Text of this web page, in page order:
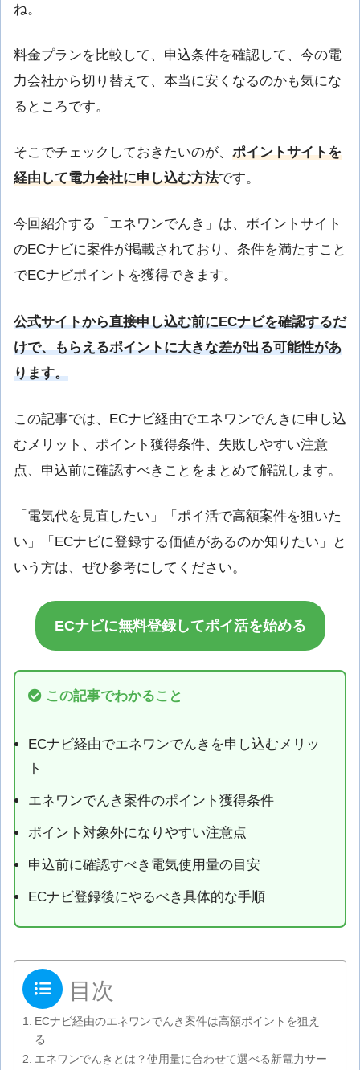
ね。
料金プランを比較して、申込条件を確認して、今の電
力会社から切り替えて、本当に安くなるのかも気にな
るところです。
そこでチェックしておきたいのが、 ポイントサイトを
経由して電力会社に申し込む方法です。
今回紹介する「エネワンでんき」は、ポイントサイト
のECナビに案件が掲載されており、条件を満たすこと
でECナビポイントを獲得できます。
公式サイトから直接申し込む前にECナビを確認するだ
けで、もらえるポイントに大きな差が出る可能性があ
ります。
この記事では、ECナビ経由でエネワンでんきに申し込
むメリット、ポイント獲得条件、失敗しやすい注意
点、申込前に確認すべきことをまとめて解説します。
「電気代を見直したい」「ポイ活で高額案件を狙いた
い」「ECナビに登録する価値があるのか知りたい」と
いう方は、ぜひ参考にしてください。
ECナビに無料登録してポイ活を始める
この記事でわかること
ECナビ経由でエネワンでんきを申し込むメリッ
ト
エネワンでんき案件のポイント獲得条件
ポイント対象外になりやすい注意点
申込前に確認すべき電気使用量の目安
ECナビ登録後にやるべき具体的な手順
目次
ECナビ経由のエネワンでんき案件は高額ポイントを狙え
る
エネワンでんきとは？使用量に合わせて選べる新電力サー